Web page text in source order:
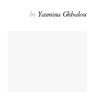
by Yasmina Ghbalou